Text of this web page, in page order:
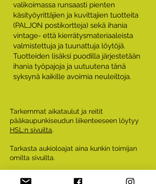
valikoimassa runsaasti pienten
käsityöyrittäjien ja kuvittajien tuotteita
(PALJON postikortteja) sekä ihania
vintage- että kierrätysmateriaaleista
valmistettuja ja tuunattuja löytöjä.
Tuotteiden lisäksi puodilla järjestetään
ihania työpajoja ja uutuutena tänä
syksynä kaikille avoimia neuleiltoja.
​Tarkemmat aikataulut ja reitit
pääkaupunkiseudun liikenteeseen löytyy
HSL:n sivuilta.
Tarkasta aukioloajat aina kunkin toimijan
omilta sivuilta.
Hauskaa puotirundia!